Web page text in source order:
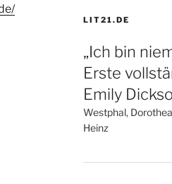
LIT21.DE
„Ich bin
Erste
Emily
Westphal,
Heinz